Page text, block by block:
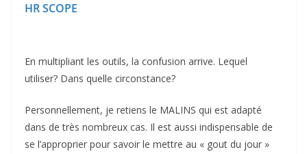
HR SCOPE
En multipliant les outils, la confusion arrive. Lequel
utiliser? Dans quelle circonstance?
Personnellement, je retiens le MALINS qui est adapté
dans de très nombreux cas. Il est aussi indispensable de
se l’approprier pour savoir le mettre au « gout du jour »